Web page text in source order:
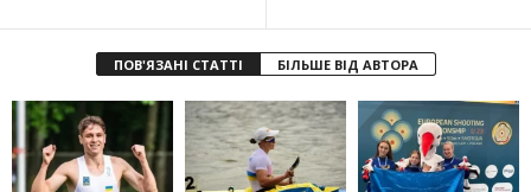
ПОВ'ЯЗАНІ СТАТТІ БІЛЬШЕ ВІД АВТОРА